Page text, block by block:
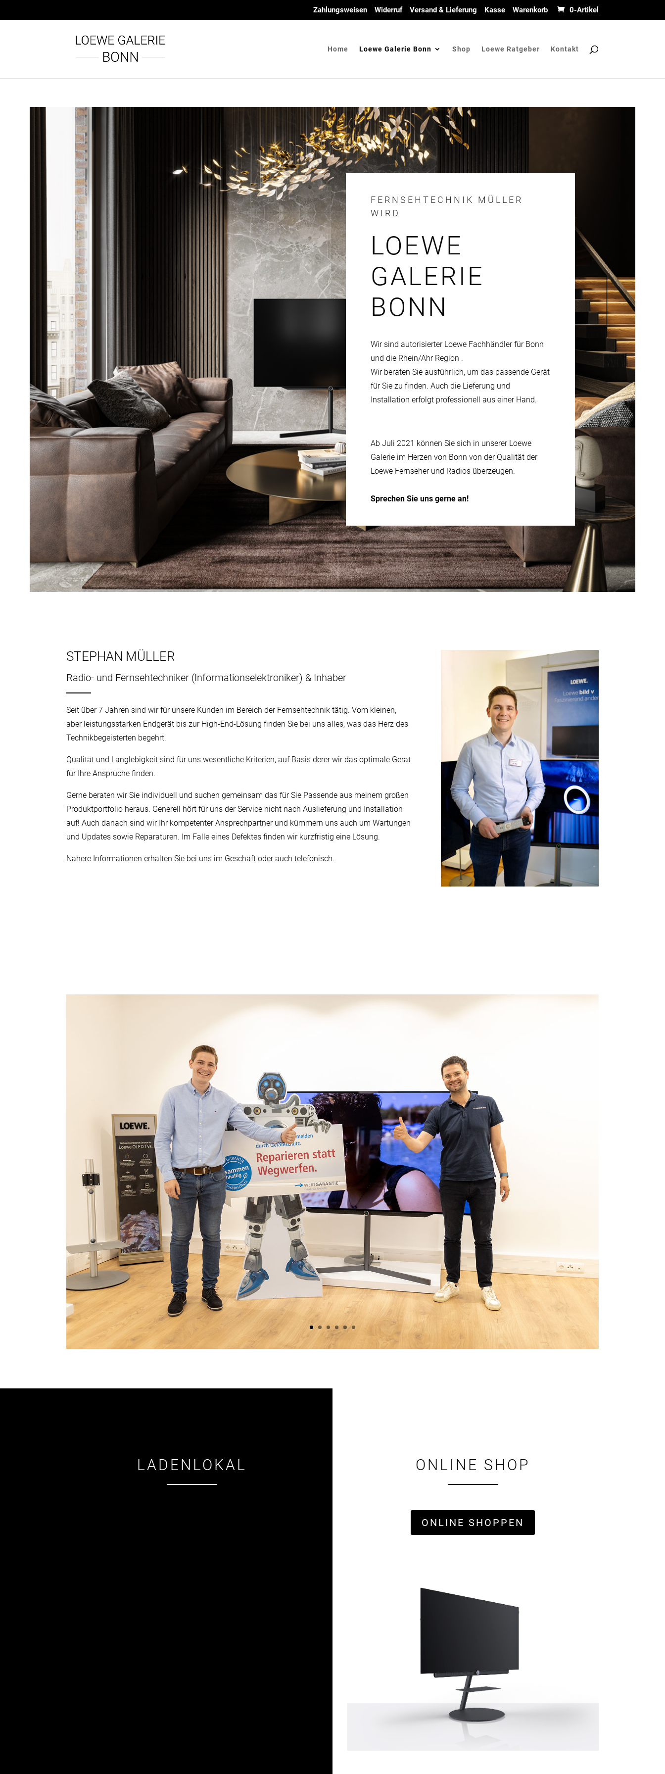
Zahlungsweisen Widerruf Versand & Lieferung Kasse Warenkorb 0-Artikel
Home Loewe Galerie Bonn Shop Loewe Ratgeber Kontakt
FERNSEHTECHNIK MÜLLER
WIRD
LOEWE
GALERIE
BONN
Wir sind autorisierter Loewe Fachhändler für Bonn
und die Rhein/Ahr Region .
Wir beraten Sie ausführlich, um das passende Gerät
für Sie zu finden. Auch die Lieferung und
Installation erfolgt professionell aus einer Hand.
Ab Juli 2021 können Sie sich in unserer Loewe
Galerie im Herzen von Bonn von der Qualität der
Loewe Fernseher und Radios überzeugen.
Sprechen Sie uns gerne an!
STEPHAN MÜLLER
Radio- und Fernsehtechniker (Informationselektroniker) & Inhaber
Seit über 7 Jahren sind wir für unsere Kunden im Bereich der Fernsehtechnik tätig. Vom kleinen,
aber leistungsstarken Endgerät bis zur High-End-Lösung finden Sie bei uns alles, was das Herz des
Technikbegeisterten begehrt.
Qualität und Langlebigkeit sind für uns wesentliche Kriterien, auf Basis derer wir das optimale Gerät
für Ihre Ansprüche finden.
Gerne beraten wir Sie individuell und suchen gemeinsam das für Sie Passende aus meinem großen
Produktportfolio heraus. Generell hört für uns der Service nicht nach Auslieferung und Installation
auf! Auch danach sind wir Ihr kompetenter Ansprechpartner und kümmern uns auch um Wartungen
und Updates sowie Reparaturen. Im Falle eines Defektes finden wir kurzfristig eine Lösung.
Nähere Informationen erhalten Sie bei uns im Geschäft oder auch telefonisch.
LADENLOKAL ONLINE SHOP
ONLINE SHOPPEN